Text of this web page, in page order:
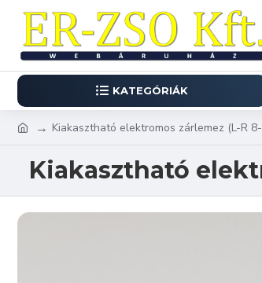
KATEGÓRIÁK
Kiakasztható elektromos zárlemez (L-R
Kiakasztható